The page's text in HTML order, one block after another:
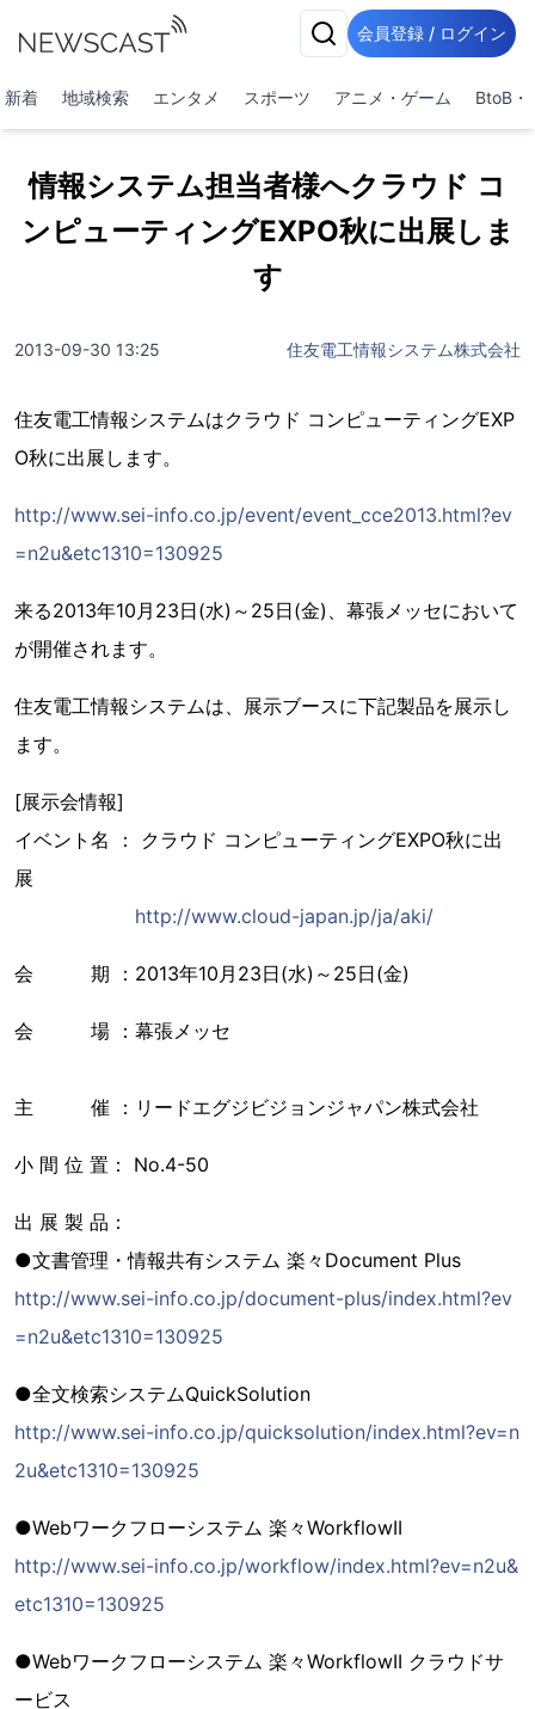
会員登録 / ログイン
新着 地域検索 エンタメ スポーツ アニメ・ゲーム BtoB・
情報システム担当者様へクラウド コ
ンピューティングEXPO秋に出展しま
す
2013-09-30 13:25 住友電工情報システム株式会社
住友電工情報システムはクラウド コンピューティングEXP
O秋に出展します。
http://www.sei-info.co.jp/event/event_cce2013.html?ev
=n2u&etc1310=130925
来る2013年10月23日(水)～25日(金)、幕張メッセにおいて
が開催されます。
住友電工情報システムは、展示ブースに下記製品を展示し
ます。
[展示会情報]
イベント名 ： クラウド コンピューティングEXPO秋に出
展
http://www.cloud-japan.jp/ja/aki/
会 期 ：2013年10月23日(水)～25日(金)
会 場 ：幕張メッセ
主 催 ：リードエグジビジョンジャパン株式会社
小 間 位 置： No.4-50
出 展 製 品：
●文書管理・情報共有システム 楽々Document Plus
http://www.sei-info.co.jp/document-plus/index.html?ev
=n2u&etc1310=130925
●全文検索システムQuickSolution
http://www.sei-info.co.jp/quicksolution/index.html?ev=n
2u&etc1310=130925
●Webワークフローシステム 楽々WorkflowII
http://www.sei-info.co.jp/workflow/index.html?ev=n2u&
etc1310=130925
●Webワークフローシステム 楽々WorkflowII クラウドサ
ービス